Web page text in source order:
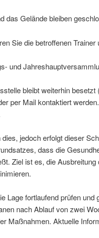
das Gelände bleiben
Sie die betroffenen Trainer
und
bleibt weiterhin
per Mail kontaktiert
jedoch erfolgt dieser
dass die
Ziel ist es, die
Lage fortlaufend prüfen
nach Ablauf von zwei
Maßnahmen. Aktuelle